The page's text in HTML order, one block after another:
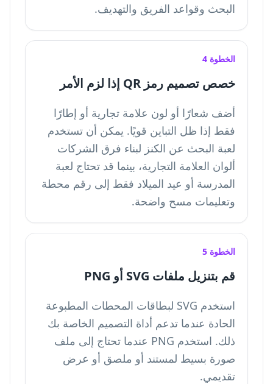
البحث وقواعد الفريق والتهديف.
الخطوة 4
خصص تصميم رمز QR إذا لزم الأمر
أضف شعارًا أو لون علامة تجارية أو إطارًا
فقط إذا ظل التباين قويًا. يمكن أن تستخدم
لعبة البحث عن الكنز لبناء فرق الشركات
ألوان العلامة التجارية، بينما قد تحتاج لعبة
المدرسة أو عيد الميلاد فقط إلى رقم محطة
وتعليمات مسح واضحة.
الخطوة 5
قم بتنزيل ملفات SVG أو PNG
استخدم SVG لبطاقات المحطات المطبوعة
الحادة عندما تدعم أداة التصميم الخاصة بك
ذلك. استخدم PNG عندما تحتاج إلى ملف
صورة بسيط لمستند أو ملصق أو عرض
تقديمي.